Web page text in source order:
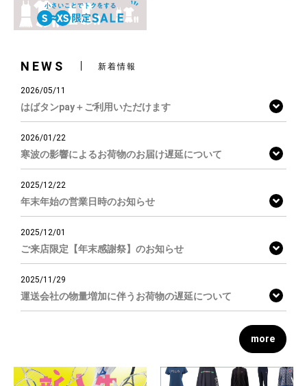
NEWS 新着情報
2026/05/11
はばタンpay＋ご利用いただけます
2026/01/22
寒波の影響によるお荷物のお届け遅延について
2025/12/22
年末年始の営業日時のお知らせ
2025/12/01
ご来店限定【年末感謝祭】のお知らせ
2025/11/29
運送会社の物量増加に伴うお荷物の遅延について
more